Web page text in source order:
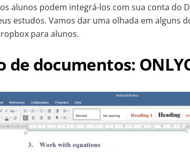
alunos podem integrá-los com sua conta do
estudos. Vamos dar uma olhada em alguns
para alunos.
de documentos: